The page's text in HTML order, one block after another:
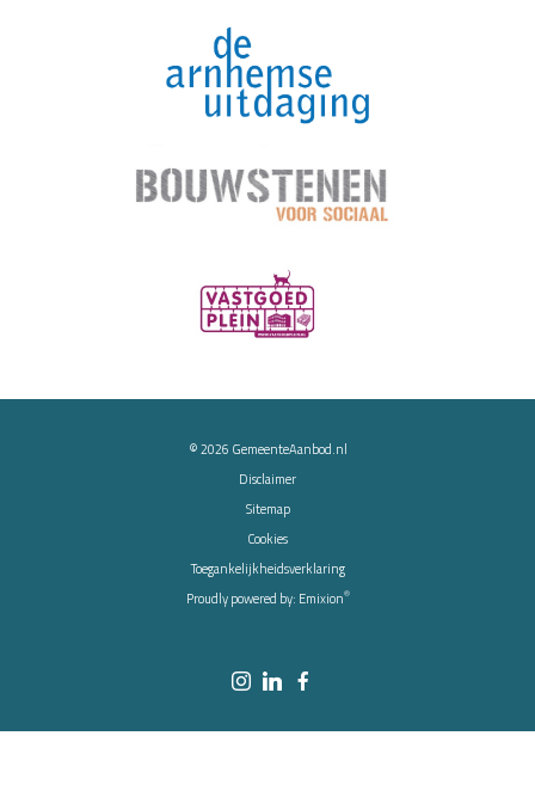
© 2026 GemeenteAanbod.nl
Disclaimer
Sitemap
Cookies
Toegankelijkheidsverklaring
Proudly powered by: Emixion®